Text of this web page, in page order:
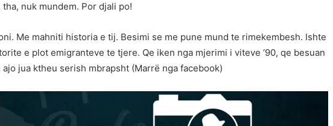
nuk mundem. Por djali po!
Me mahniti historia e tij. Besimi se me pune mund te rimekembesh. Ishte
e plot emigranteve te tjere. Qe iken nga mjerimi i viteve ‘90, qe besuan
jua ktheu serish mbrapsht (Marrë nga facebook)